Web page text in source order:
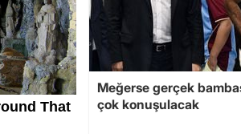
Meğerse gerçek
çok konuşulacak